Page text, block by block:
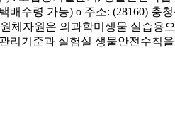
배수령 가능) o 주소: (28160) 충
체자원은 의과학미생물 실습용
리기준과 실험실 생물안전수칙